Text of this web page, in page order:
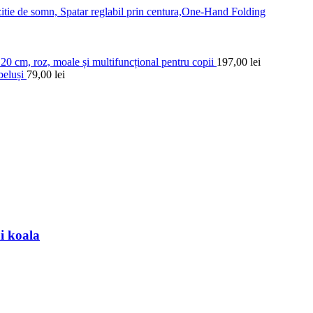
de somn, Spatar reglabil prin centura,One-Hand Folding
cm, roz, moale și multifuncțional pentru copii 197,00 lei
79,00 lei
koala